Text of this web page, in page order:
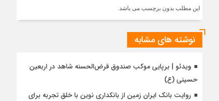
این مطلب بدون برچسب می باشد.
نوشته های مشابه
ویدئو | برپایی موکب صندوق قرض‌الحسنه شاهد در اربعین
حسینی (ع)
روایت بانک ایران زمین از بانکداری نوین با خلق تجربه برای